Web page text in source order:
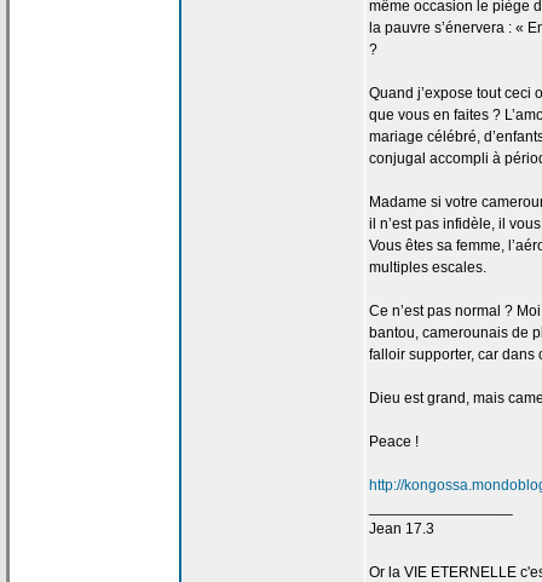
même occasion le piège
la pauvre s’énervera : «
?
Quand j’expose tout ceci
que vous en faites ?
mariage célébré,
conjugal accompli à
Madame si votre
il n’est pas infidèle, il
Vous êtes sa femme, l’a
multiples escales.
Ce n’est pas normal ?
bantou, camerounais de
falloir supporter, car
Dieu est grand, mais
Peace !
http://
Jean 17.3
Or la VIE ETERNELLE